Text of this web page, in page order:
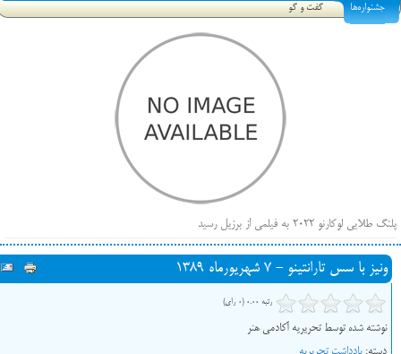
جشنواره‌ها گفت و گو
پلنگ طلایی لوکارنو ۲۰۲۲ به فیلمی از برزیل رسید
فهرست فیلم‌های بخش مسابقه جشنواره فیلم ونیز ۲۰۲۲ مشخص شد، سهم پررنگ ایرانی‌ها
بیرون راندن فیلم‌های منتسب به حامیان کرملین از جشنواره کن، راه برای مستقل‌ها باز است
ونیز با سس تارانتینو - 7 شهریورماه 1389
رتبه 0.00 (0 رای)
نوشته شده توسط تحریریه آکادمی هنر